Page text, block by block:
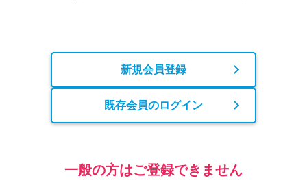
新規会員登録
既存会員のログイン
一般の方はご登録できません